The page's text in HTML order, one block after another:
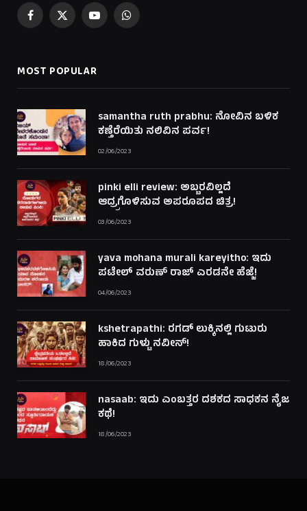
Facebook
X
YouTubeWhatsApp
MOST POPULAR
samantha ruth prabhu: ನೋವಿನ ಬಳಿಕ
ಕಣ್ತೆರೆಯಿತು ನಲಿವಿನ ಪರ್ವ!
02/06/2023
pinki elli review: ಅಬ್ಬರವಿಲ್ಲದೆ
ಆದ್ರ್ರಗೊಳಿಸುವ ಅಪರೂಪದ ಚಿತ್ರ!
03/06/2023
yava mohana murali kareyitho: ಇದು
ಪಟೇಲ್ ವರುಣ್ ರಾಜ್ ಎರಡನೇ ಹೆಜ್ಜೆ!
04/06/2023
kshetrapathi: ರಗಡ್ ಲುಕ್ಕಿನಲ್ಲಿ ಗುಟುರು
ಹಾಕಿದ ಗುಳ್ಟು ನವೀನ್!
18/06/2023
nasaab: ಇದು ಎಂಬತ್ತರ ದಶಕದ ಸಾಧಕನ ನೈಜ
ಕಥೆ!
18/06/2023